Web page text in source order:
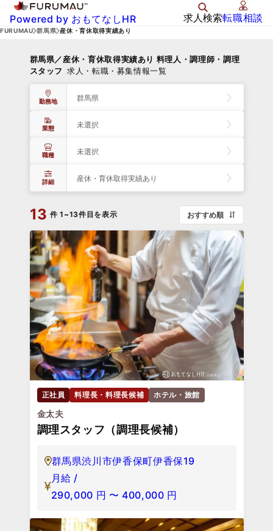
Powered by おもてなしHR 求人検索転職相談
FURUMAU 群馬県 産休・育休取得実績あり
群馬県／産休・育休取得実績あり 料理人・調理師・調理
スタッフ 求人・転職・募集情報一覧
勤務地 群馬県
業態 未選択
職種 未選択
詳細 産休・育休取得実績あり
13 件 1~13件目を表示 おすすめ順
正社員 料理長・料理長候補 ホテル・旅館
金太夫
調理スタッフ（調理長候補）
群馬県渋川市伊香保町伊香保19
月給 /
290,000 円 〜 400,000 円